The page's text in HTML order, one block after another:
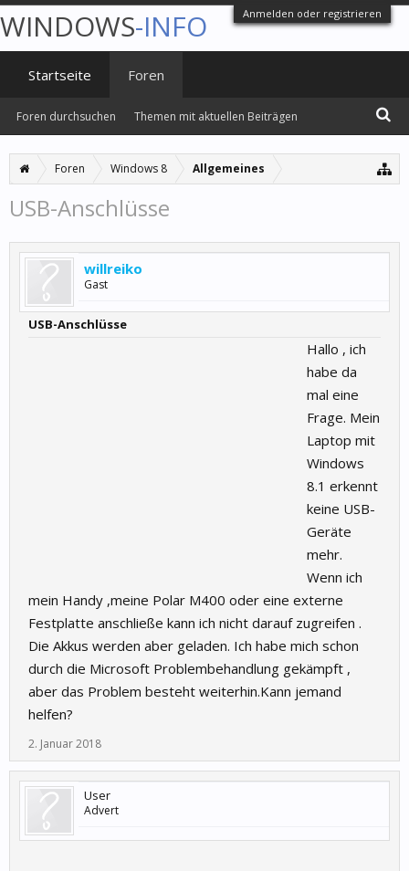
Anmelden oder registrieren
Foren Windows 8 Allgemeines
USB-Anschlüsse
willreiko
Gast
USB-Anschlüsse
Hallo , ich
habe da
mal eine
Frage. Mein
Laptop mit
Windows
8.1 erkennt
keine USB-
Geräte
mehr.
Wenn ich
mein Handy ,meine Polar M400 oder eine externe
Festplatte anschließe kann ich nicht darauf zugreifen .
Die Akkus werden aber geladen. Ich habe mich schon
durch die Microsoft Problembehandlung gekämpft ,
aber das Problem besteht weiterhin.Kann jemand
helfen?
2. Januar 2018
User
Advert
WINDOWS-INFO
Startseite Foren
Foren durchsuchen Themen mit aktuellen Beiträgen